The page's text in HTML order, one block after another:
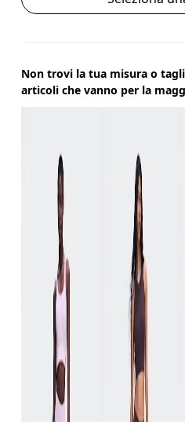
Non trovi la tua misura o
articoli che vanno per la